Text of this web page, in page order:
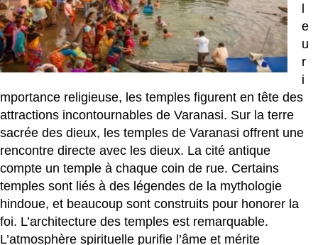
l
e
u
r
i
mportance religieuse, les temples figurent en tête des
attractions incontournables de Varanasi. Sur la terre
sacrée des dieux, les temples de Varanasi offrent une
rencontre directe avec les dieux. La cité antique
compte un temple à chaque coin de rue. Certains
temples sont liés à des légendes de la mythologie
hindoue, et beaucoup sont construits pour honorer la
foi. L’architecture des temples est remarquable.
L’atmosphère spirituelle purifie l’âme et mérite